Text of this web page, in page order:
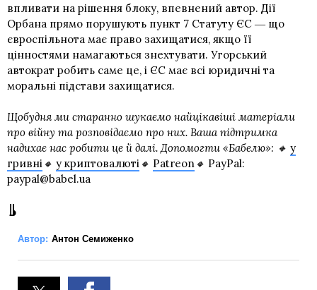
впливати на рішення блоку, впевнений автор. Дії
Орбана прямо порушують пункт 7 Статуту ЄС ― що
євроспільнота має право захищатися, якщо її
цінностями намагаються знехтувати. Угорський
автократ робить саме це, і ЄС має всі юридичні та
моральні підстави захищатися.
Щобудня ми старанно шукаємо найцікавіші матеріали
про війну та розповідаємо про них. Ваша підтримка
надихає нас робити це й далі. Допомогти «Бабелю»: 🔸 у
гривні 🔸 у криптовалюті 🔸 Patreon 🔸 PayPal:
paypal@babel.ua
Автор: Антон Семиженко